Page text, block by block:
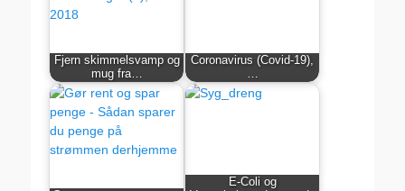
Fjern skimmelsvamp og
mug fra…
Coronavirus (Covid-19),
…
E-Coli og